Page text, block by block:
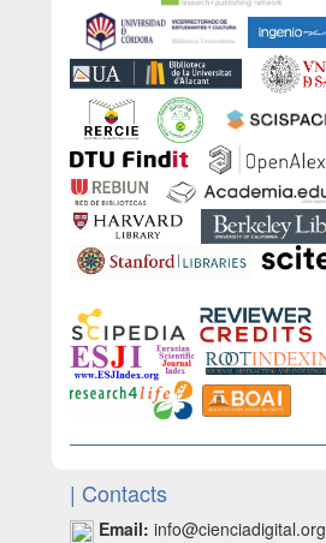
| Contacts
Email: info@cienciadigital.org